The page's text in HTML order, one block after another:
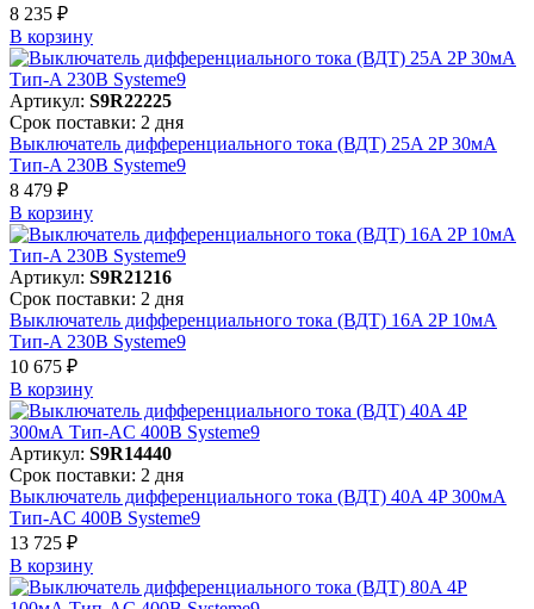
8 235 ₽
В корзинy
Артикул: S9R22225
Срок поставки: 2 дня
Выключатель дифференциального тока (ВДТ) 25A 2P 30мА
Тип-A 230В Systeme9
8 479 ₽
В корзинy
Артикул: S9R21216
Срок поставки: 2 дня
Выключатель дифференциального тока (ВДТ) 16A 2P 10мА
Тип-A 230В Systeme9
10 675 ₽
В корзинy
Артикул: S9R14440
Срок поставки: 2 дня
Выключатель дифференциального тока (ВДТ) 40A 4P 300мА
Тип-AC 400В Systeme9
13 725 ₽
В корзинy